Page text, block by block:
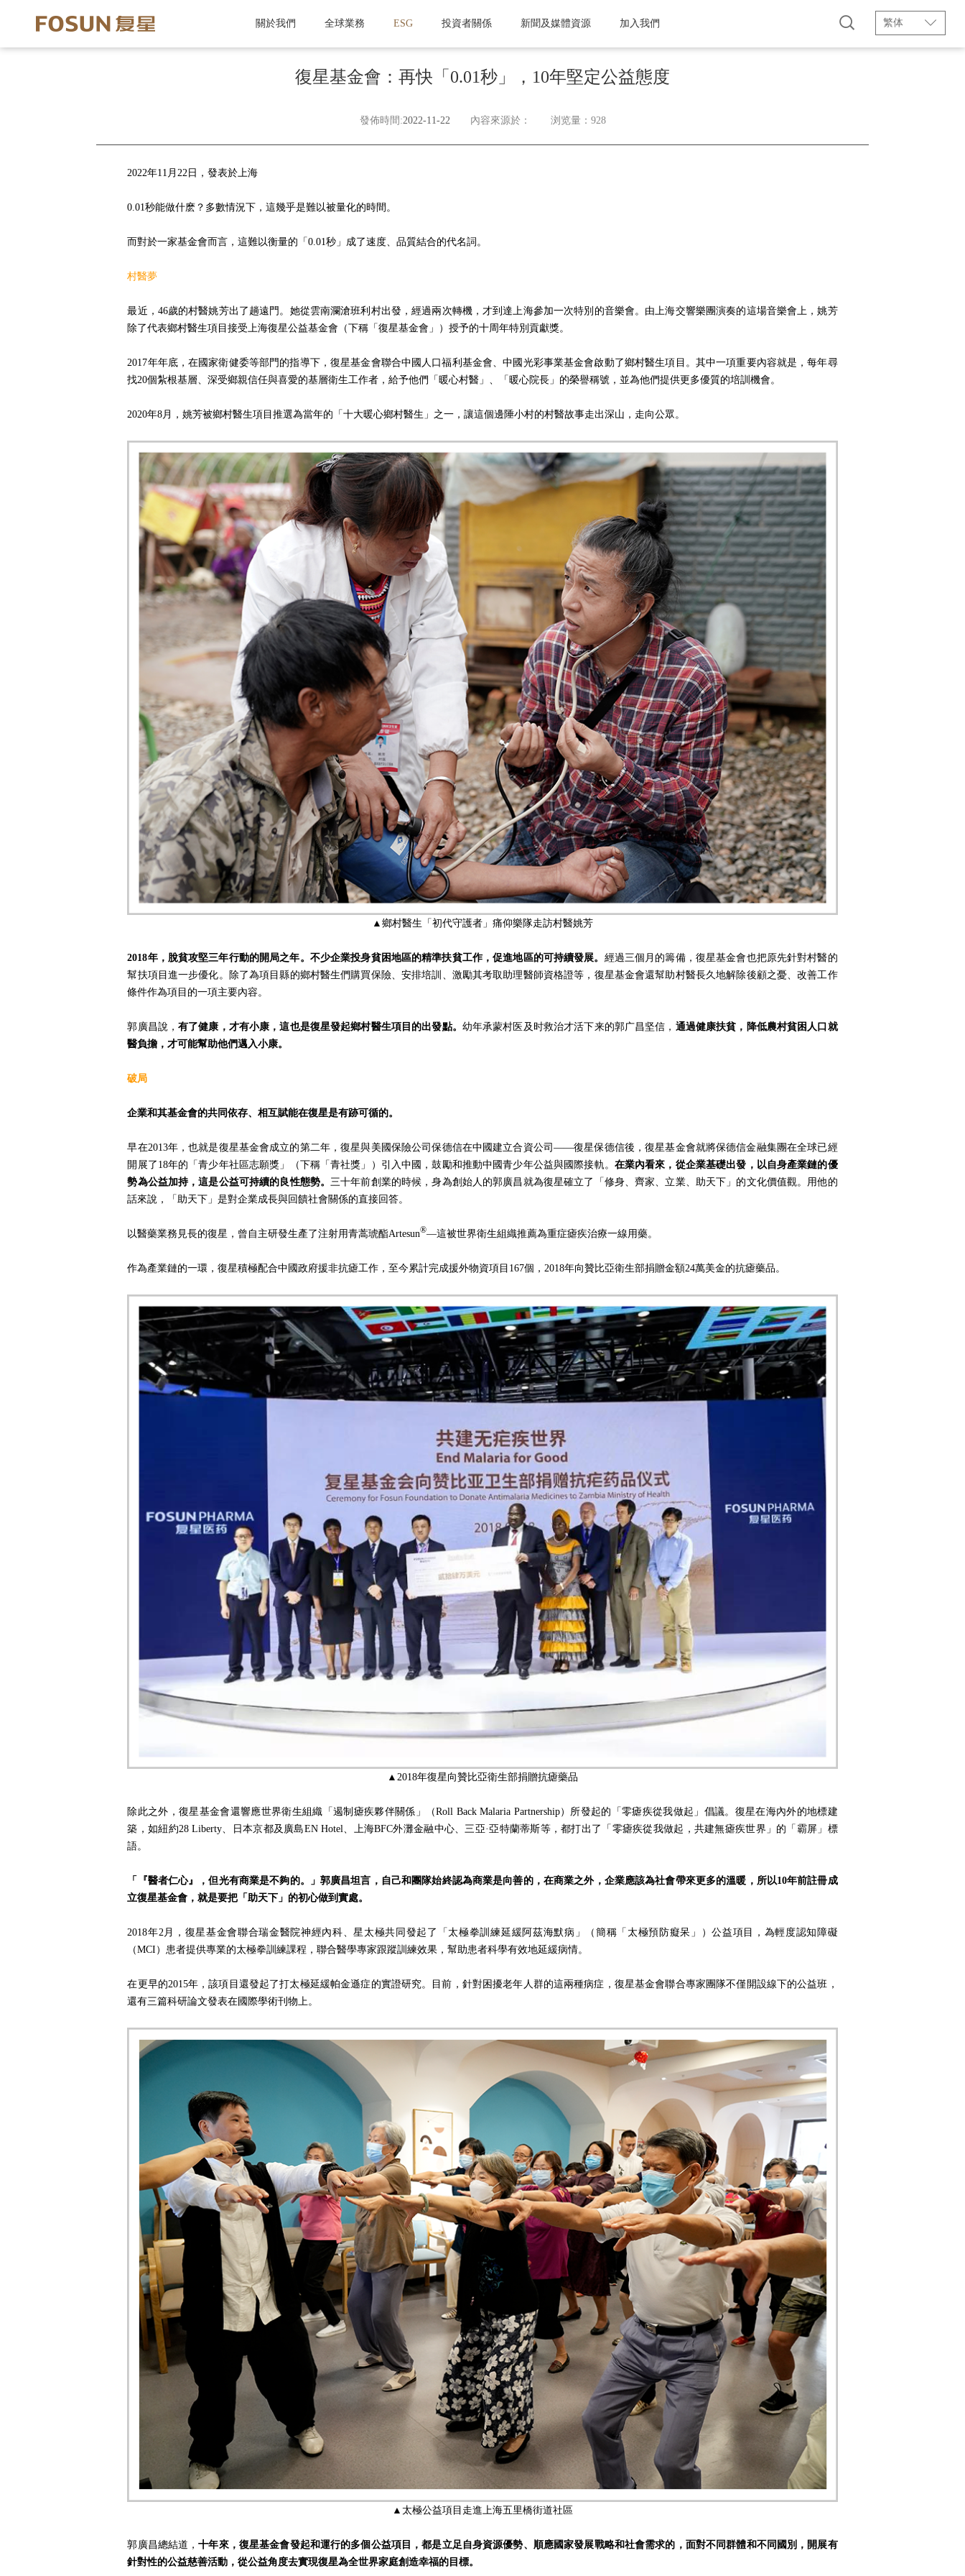
繁体
關於我們 全球業務 ESG 投資者關係 新聞及媒體資源 加入我們
復星基金會：再快「0.01秒」，10年堅定公益態度
發佈時間:2022-11-22 內容來源於： 浏览量：928
2022年11月22日，發表於上海
0.01秒能做什麽？多數情況下，這幾乎是難以被量化的時間。
而對於一家基金會而言，這難以衡量的「0.01秒」成了速度、品質結合的代名詞。
村醫夢
最近，46歲的村醫姚芳出了趟遠門。她從雲南瀾滄班利村出發，經過兩次轉機，才到達上海參加一次特別的音樂會。由上海交響樂團演奏的這場音樂會上，姚芳
除了代表鄉村醫生項目接受上海復星公益基金會（下稱「復星基金會」）授予的十周年特別貢獻獎。
2017年年底，在國家衛健委等部門的指導下，復星基金會聯合中國人口福利基金會、中國光彩事業基金會啟動了鄉村醫生項目。其中一項重要內容就是，每年尋
找20個紮根基層、深受鄉親信任與喜愛的基層衛生工作者，給予他們「暖心村醫」、「暖心院長」的榮譽稱號，並為他們提供更多優質的培訓機會。
2020年8月，姚芳被鄉村醫生項目推選為當年的「十大暖心鄉村醫生」之一，讓這個邊陲小村的村醫故事走出深山，走向公眾。
▲鄉村醫生「初代守護者」痛仰樂隊走訪村醫姚芳
2018年，脫貧攻堅三年行動的開局之年。不少企業投身貧困地區的精準扶貧工作，促進地區的可持續發展。 經過三個月的籌備，復星基金會也把原先針對村醫的
幫扶項目進一步優化。除了為項目縣的鄉村醫生們購買保險、安排培訓、激勵其考取助理醫師資格證等，復星基金會還幫助村醫長久地解除後顧之憂、改善工作
條件作為項目的一項主要內容。
郭廣昌說，有了健康，才有小康，這也是復星發起鄉村醫生項目的出發點。 幼年承蒙村医及时救治才活下来的郭广昌坚信， 通過健康扶貧，降低農村貧困人口就
醫負擔，才可能幫助他們邁入小康。
破局
企業和其基金會的共同依存、相互賦能在復星是有跡可循的。
早在2013年，也就是復星基金會成立的第二年，復星與美國保險公司保德信在中國建立合資公司——復星保德信後，復星基金會就將保德信金融集團在全球已經
開展了18年的「青少年社區志願獎」（下稱「青社獎」）引入中國，鼓勵和推動中國青少年公益與國際接軌。 在業內看來，從企業基礎出發，以自身產業鏈的優
勢為公益加持，這是公益可持續的良性態勢。 三十年前創業的時候，身為創始人的郭廣昌就為復星確立了「修身、齊家、立業、助天下」的文化價值觀。用他的
話來說，「助天下」是對企業成長與回饋社會關係的直接回答。
以醫藥業務見長的復星，曾自主研發生產了注射用青蒿琥酯Artesun®—這被世界衛生組織推薦為重症瘧疾治療一線用藥。
作為產業鏈的一環，復星積極配合中國政府援非抗瘧工作，至今累計完成援外物資項目167個，2018年向贊比亞衛生部捐贈金額24萬美金的抗瘧藥品。
▲2018年復星向贊比亞衛生部捐贈抗瘧藥品
除此之外，復星基金會還響應世界衛生組織「遏制瘧疾夥伴關係」（Roll Back Malaria Partnership）所發起的「零瘧疾從我做起」倡議。復星在海內外的地標建
築，如紐約28 Liberty、日本京都及廣島EN Hotel、上海BFC外灘金融中心、三亞·亞特蘭蒂斯等，都打出了「零瘧疾從我做起，共建無瘧疾世界」的「霸屏」標
語。
「『醫者仁心』，但光有商業是不夠的。」郭廣昌坦言，自己和團隊始終認為商業是向善的，在商業之外，企業應該為社會帶來更多的溫暖，所以10年前註冊成
立復星基金會，就是要把「助天下」的初心做到實處。
2018年2月，復星基金會聯合瑞金醫院神經內科、星太極共同發起了「太極拳訓練延緩阿茲海默病」（簡稱「太極預防癡呆」）公益項目，為輕度認知障礙
（MCI）患者提供專業的太極拳訓練課程，聯合醫學專家跟蹤訓練效果，幫助患者科學有效地延緩病情。
在更早的2015年，該項目還發起了打太極延緩帕金遜症的實證研究。目前，針對困擾老年人群的這兩種病症，復星基金會聯合專家團隊不僅開設線下的公益班，
還有三篇科研論文發表在國際學術刊物上。
▲太極公益項目走進上海五里橋街道社區
郭廣昌總結道，十年來，復星基金會發起和運行的多個公益項目，都是立足自身資源優勢、順應國家發展戰略和社會需求的，面對不同群體和不同國別，開展有
針對性的公益慈善活動，從公益角度去實現復星為全世界家庭創造幸福的目標。